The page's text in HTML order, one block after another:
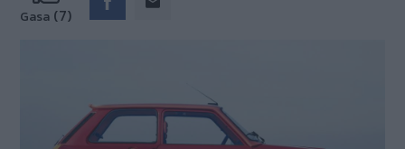
Gasa (7)